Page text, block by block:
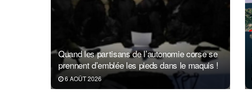
Quand les partisans de l’autonomie corse se
prennent d’emblée les pieds dans le maquis !
6 AOÛT 2026